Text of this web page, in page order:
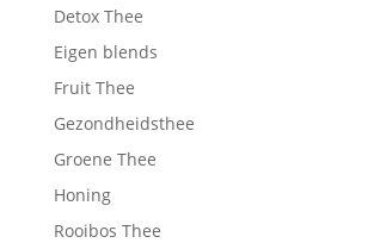
Detox Thee
Eigen blends
Fruit Thee
Gezondheidsthee
Groene Thee
Honing
Rooibos Thee